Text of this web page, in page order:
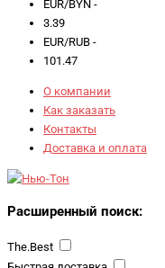
EUR/BYN -
3.39
EUR/RUB -
101.47
О компании
Как заказать
Контакты
Доставка и оплата
Расширенный поиск:
The.Best